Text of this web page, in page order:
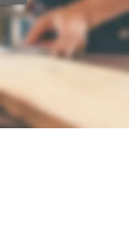
beraten Sie